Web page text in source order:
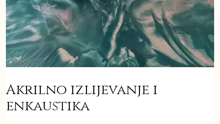
Akrilno izlijevanje i
enkaustika